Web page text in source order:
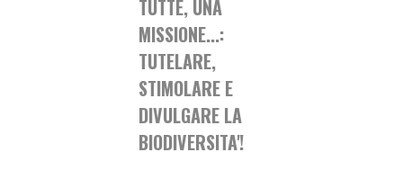
TUTTE, UNA
MISSIONE...:
TUTELARE,
STIMOLARE E
DIVULGARE LA
BIODIVERSITA'!